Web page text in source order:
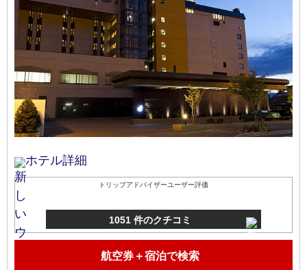
ホテル詳細
トリップアドバイザーユーザー評価
1051 件のクチコミ
航空券＋宿泊で検索